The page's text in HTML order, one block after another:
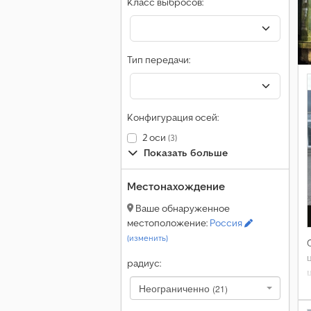
Тип передачи:
Конфигурация осей:
2 оси (3)
Показать больше
Местонахождение
Ваше обнаруженное
местоположение: Россия
(изменить)
радиус:
Неограниченно (21)